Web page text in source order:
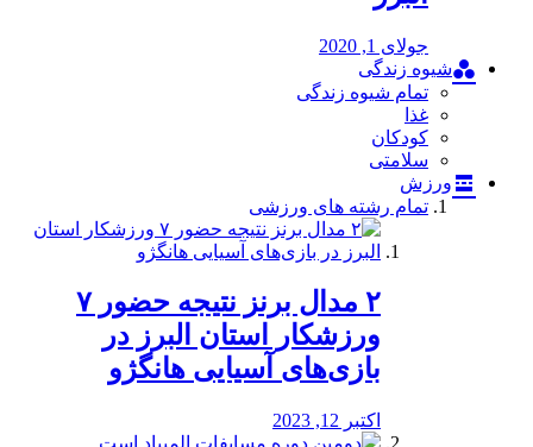
جولای 1, 2020
شیوه زندگی
تمام شیوه زندگی
غذا
کودکان
سلامتی
ورزش
تمام رشته های ورزشی
۲ مدال برنز نتیجه حضور ۷
ورزشکار استان البرز در
بازی‌های آسیایی هانگژو
اکتبر 12, 2023